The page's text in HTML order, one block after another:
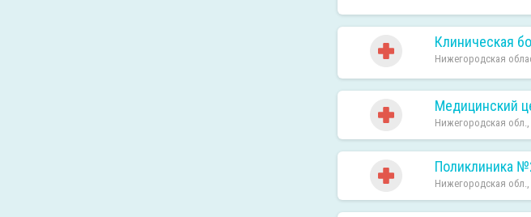
Клиническая
Нижегородская
Медицинский
Нижегородская
Поликлиника
Нижегородская